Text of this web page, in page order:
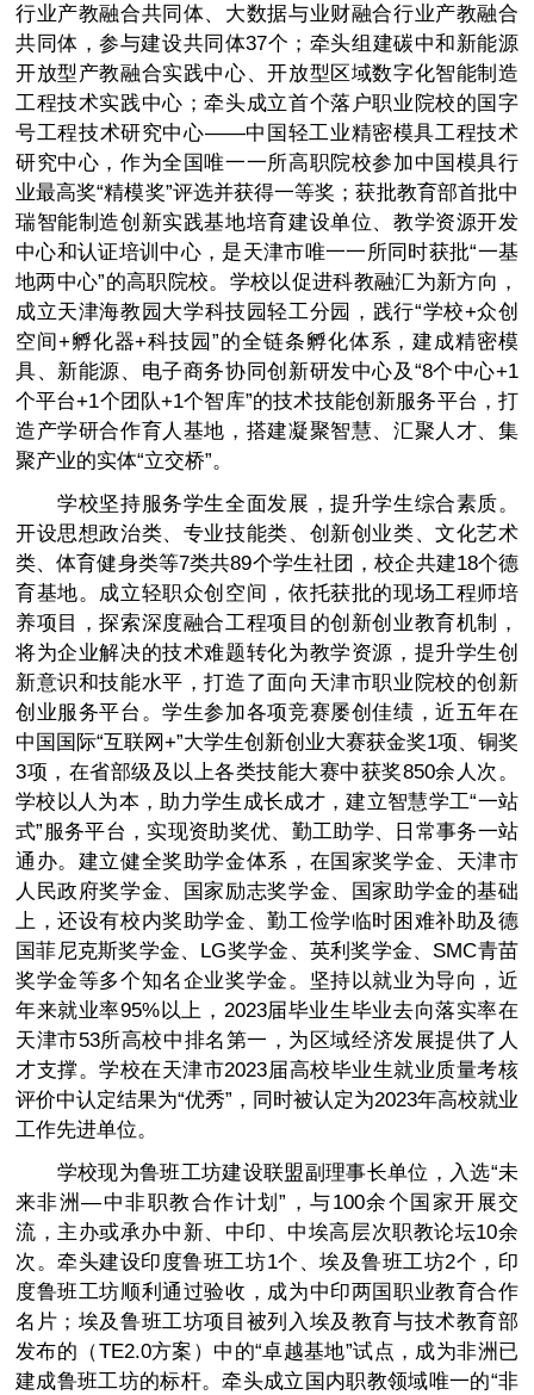
行业产教融合共同体、大数据与业财融合行业产教融合
共同体，参与建设共同体37个；牵头组建碳中和新能源
开放型产教融合实践中心、开放型区域数字化智能制造
工程技术实践中心；牵头成立首个落户职业院校的国字
号工程技术研究中心——中国轻工业精密模具工程技术
研究中心，作为全国唯一一所高职院校参加中国模具行
业最高奖“精模奖”评选并获得一等奖；获批教育部首批中
瑞智能制造创新实践基地培育建设单位、教学资源开发
中心和认证培训中心，是天津市唯一一所同时获批“一基
地两中心”的高职院校。学校以促进科教融汇为新方向，
成立天津海教园大学科技园轻工分园，践行“学校+众创
空间+孵化器+科技园”的全链条孵化体系，建成精密模
具、新能源、电子商务协同创新研发中心及“8个中心+1
个平台+1个团队+1个智库”的技术技能创新服务平台，打
造产学研合作育人基地，搭建凝聚智慧、汇聚人才、集
聚产业的实体“立交桥”。
学校坚持服务学生全面发展，提升学生综合素质。
开设思想政治类、专业技能类、创新创业类、文化艺术
类、体育健身类等7类共89个学生社团，校企共建18个德
育基地。成立轻职众创空间，依托获批的现场工程师培
养项目，探索深度融合工程项目的创新创业教育机制，
将为企业解决的技术难题转化为教学资源，提升学生创
新意识和技能水平，打造了面向天津市职业院校的创新
创业服务平台。学生参加各项竞赛屡创佳绩，近五年在
中国国际“互联网+”大学生创新创业大赛获金奖1项、铜奖
3项，在省部级及以上各类技能大赛中获奖850余人次。
学校以人为本，助力学生成长成才，建立智慧学工“一站
式”服务平台，实现资助奖优、勤工助学、日常事务一站
通办。建立健全奖助学金体系，在国家奖学金、天津市
人民政府奖学金、国家励志奖学金、国家助学金的基础
上，还设有校内奖助学金、勤工俭学临时困难补助及德
国菲尼克斯奖学金、LG奖学金、英利奖学金、SMC青苗
奖学金等多个知名企业奖学金。坚持以就业为导向，近
年来就业率95%以上，2023届毕业生毕业去向落实率在
天津市53所高校中排名第一，为区域经济发展提供了人
才支撑。学校在天津市2023届高校毕业生就业质量考核
评价中认定结果为“优秀”，同时被认定为2023年高校就业
工作先进单位。
学校现为鲁班工坊建设联盟副理事长单位，入选“未
来非洲—中非职教合作计划”，与100余个国家开展交
流，主办或承办中新、中印、中埃高层次职教论坛10余
次。牵头建设印度鲁班工坊1个、埃及鲁班工坊2个，印
度鲁班工坊顺利通过验收，成为中印两国职业教育合作
名片；埃及鲁班工坊项目被列入埃及教育与技术教育部
发布的（TE2.0方案）中的“卓越基地”试点，成为非洲已
建成鲁班工坊的标杆。牵头成立国内职教领域唯一的“非